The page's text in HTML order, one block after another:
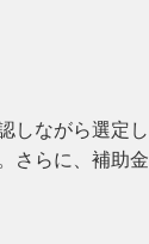
しながら選定し
さらに、補助金